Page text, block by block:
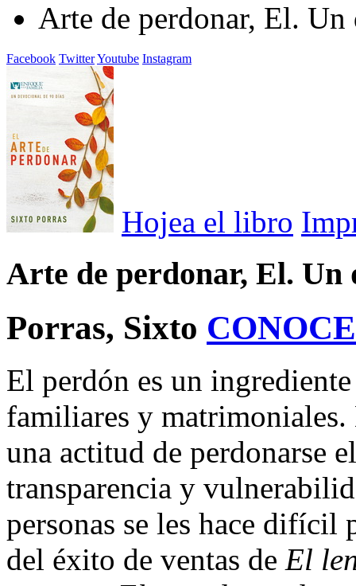
Arte de perdonar, El.
Facebook TwitterYoutube Instagram
Hojea el libro
Arte de perdonar, El. Un
Porras, Sixto
El perdón es un
familiares y matrimoniales.
una actitud de perdonarse
transparencia y
personas se les hace
del éxito de ventas de El